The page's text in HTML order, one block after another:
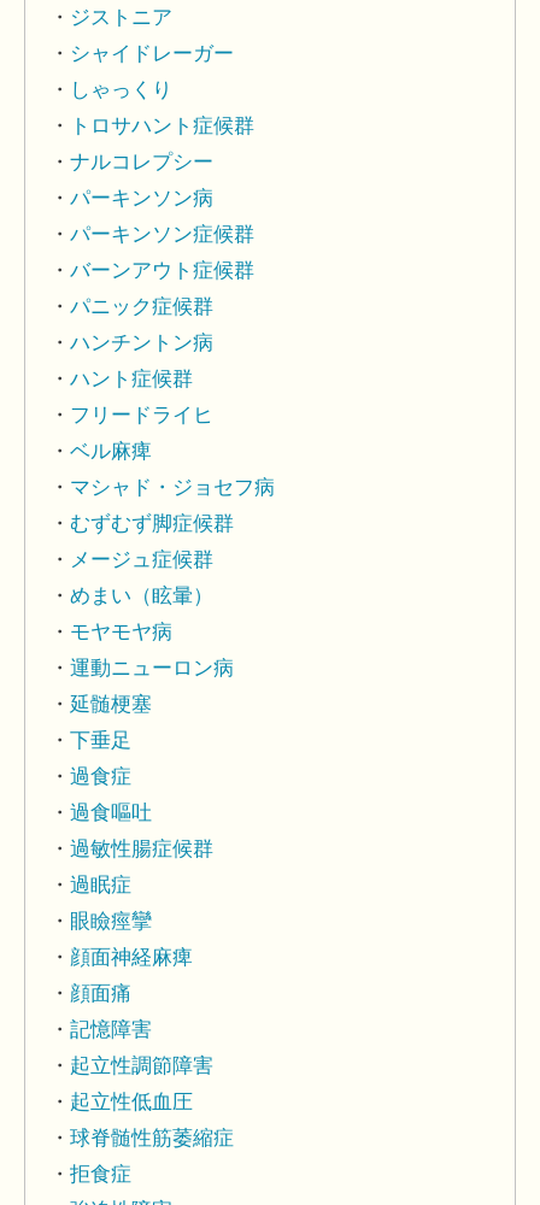
ジストニア
シャイドレーガー
しゃっくり
トロサハント症候群
ナルコレプシー
パーキンソン病
パーキンソン症候群
バーンアウト症候群
パニック症候群
ハンチントン病
ハント症候群
フリードライヒ
ベル麻痺
マシャド・ジョセフ病
むずむず脚症候群
メージュ症候群
めまい（眩暈）
モヤモヤ病
運動ニューロン病
延髄梗塞
下垂足
過食症
過食嘔吐
過敏性腸症候群
過眠症
眼瞼痙攣
顔面神経麻痺
顔面痛
記憶障害
起立性調節障害
起立性低血圧
球脊髄性筋萎縮症
拒食症